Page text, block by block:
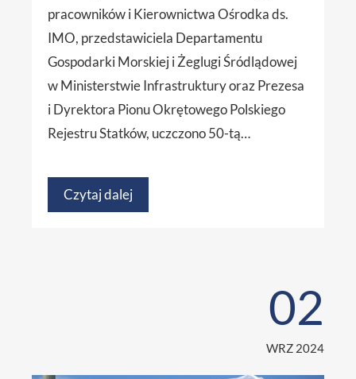
pracowników i Kierownictwa Ośrodka ds.
IMO, przedstawiciela Departamentu
Gospodarki Morskiej i Żeglugi Śródlądowej
w Ministerstwie Infrastruktury oraz Prezesa
i Dyrektora Pionu Okrętowego Polskiego
Rejestru Statków, uczczono 50-tą…
Czytaj dalej
02
WRZ 2024